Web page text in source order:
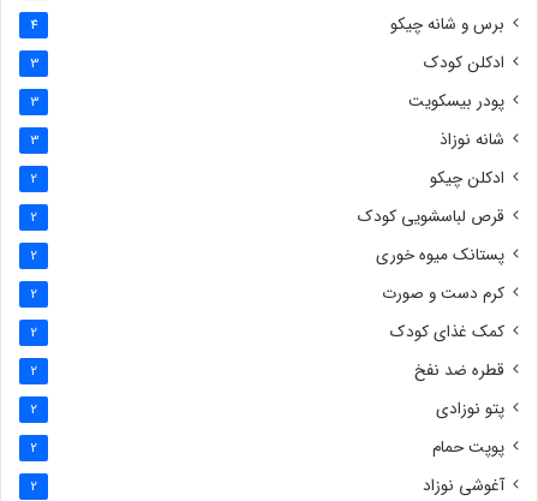
برس و شانه چیکو 4
ادکلن کودک 3
پودر بیسکویت 3
شانه نوزاذ 3
ادکلن چیکو 2
قرص لباسشویی کودک 2
پستانک میوه خوری 2
کرم دست و صورت 2
کمک غذای کودک 2
قطره ضد نفخ 2
پتو نوزادی 2
پوپت حمام 2
آغوشی نوزاد 2